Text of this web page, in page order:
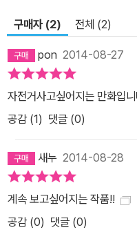
구매자 (2) 전체 (2)
pon 2014-08-27
자전거사고싶어지는 만화입
공감 (1) 댓글 (0)
새누 2014-08-28
계속 보고싶어지는 작품!!
공감 (0) 댓글 (0)